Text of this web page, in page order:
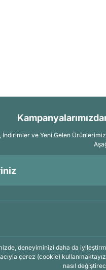
İndirimler ve Yeni Gelen
deneyiminizi daha da
çerez (cookie)
nasıl